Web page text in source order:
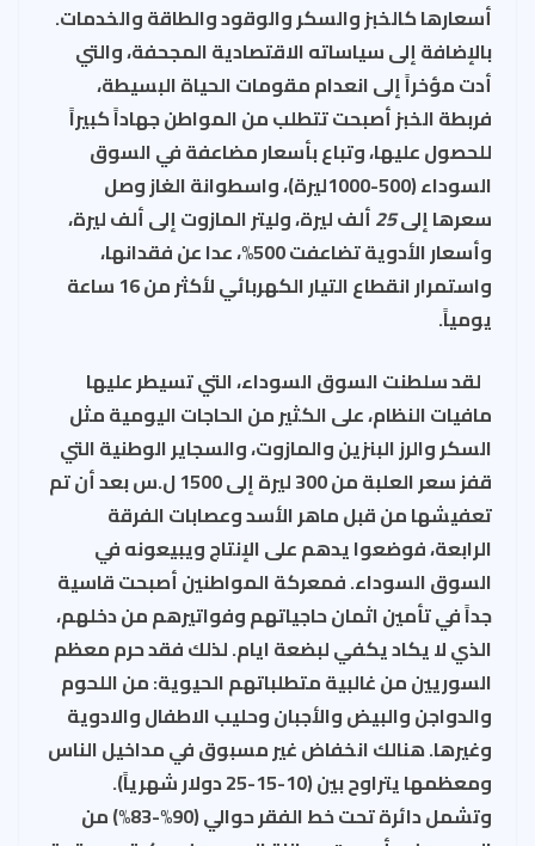
أسعارها كالخبز والسكر والوقود والطاقة والخدمات.
بالإضافة إلى سياساته الاقتصادية المجحفة، والتي
أدت مؤخراً إلى انعدام مقومات الحياة البسيطة،
فربطة الخبز أصبحت تتطلب من المواطن جهاداً كبيراً
للحصول عليها، وتباع بأسعار مضاعفة في السوق
السوداء (500-1000ليرة)، واسطوانة الغاز وصل
سعرها إلى25ألف ليرة، وليتر المازوت إلى ألف ليرة،
وأسعار الأدوية تضاعفت 500%، عدا عن فقدانها،
واستمرار انقطاع التيار الكهربائي لأكثر من 16 ساعة
يومياً.
لقد سلطنت السوق السوداء، التي تسيطر عليها
مافيات النظام، على الكثير من الحاجات اليومية مثل
السكر والرز البنزين والمازوت، والسجاير الوطنية التي
قفز سعر العلبة من 300 ليرة إلى 1500 ل.س بعد أن تم
تعفيشها من قبل ماهر الأسد وعصابات الفرقة
الرابعة، فوضعوا يدهم على الإنتاج ويبيعونه في
السوق السوداء. فمعركة المواطنين أصبحت قاسية
جداً في تأمين اثمان حاجياتهم وفواتيرهم من دخلهم،
الذي لا يكاد يكفي لبضعة ايام. لذلك فقد حرم معظم
السوريين من غالبية متطلباتهم الحيوية: من اللحوم
والدواجن والبيض والأجبان وحليب الاطفال والادوية
وغيرها. هنالك انخفاض غير مسبوق في مداخيل الناس
ومعظمها يتراوح بين (10-15-25 دولار شهرياً).
وتشمل دائرة تحت خط الفقر حوالي (90%-83%) من